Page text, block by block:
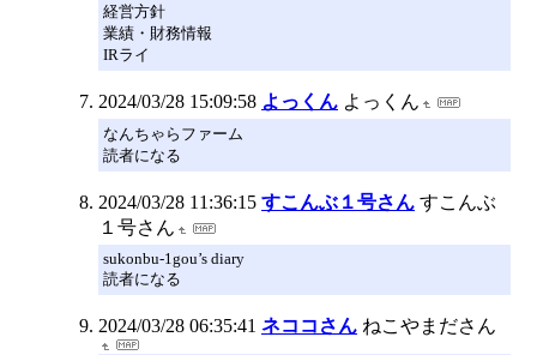
経営方針
業績・財務情報
IRライ
2024/03/28 15:09:58 よっくん よっくん
なんちゃらファーム
読者になる
2024/03/28 11:36:15 すこんぶ１号さん すこんぶ
１号さん
sukonbu-1gou’s diary
読者になる
2024/03/28 06:35:41 ネココさん ねこやまださん